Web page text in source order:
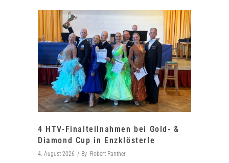
4 HTV-Finalteilnahmen bei Gold- &
Diamond Cup in Enzklösterle
4. August 2026 By Robert Panther